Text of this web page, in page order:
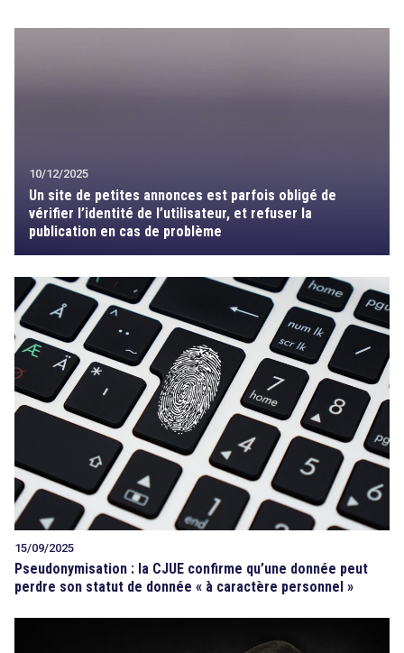
10/12/2025
Un site de petites annonces est parfois obligé de
vérifier l’identité de l’utilisateur, et refuser la
publication en cas de problème
15/09/2025
Pseudonymisation : la CJUE confirme qu’une donnée peut
perdre son statut de donnée « à caractère personnel »